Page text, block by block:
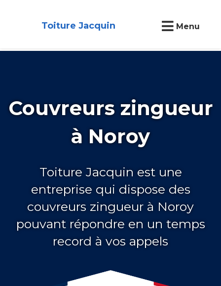
Toiture Jacquin Menu
Couvreurs zingueur
à Noroy
Toiture Jacquin est une
entreprise qui dispose des
couvreurs zingueur à Noroy
pouvant répondre en un temps
record à vos appels